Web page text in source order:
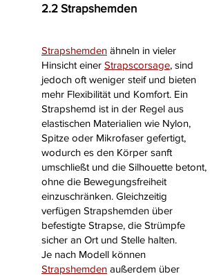
2.2 Strapshemden
Strapshemden ähneln in vieler
Hinsicht einer Strapscorsage, sind
jedoch oft weniger steif und bieten
mehr Flexibilität und Komfort. Ein
Strapshemd ist in der Regel aus
elastischen Materialien wie Nylon,
Spitze oder Mikrofaser gefertigt,
wodurch es den Körper sanft
umschließt und die Silhouette betont,
ohne die Bewegungsfreiheit
einzuschränken. Gleichzeitig
verfügen Strapshemden über
befestigte Strapse, die Strümpfe
sicher an Ort und Stelle halten.
Je nach Modell können
Strapshemden außerdem über